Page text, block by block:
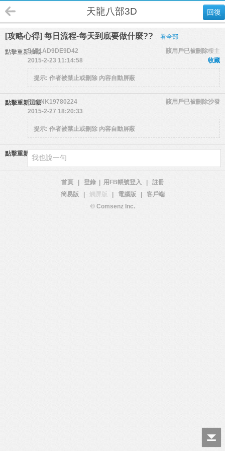
回復
天龍八部3D
[攻略心得] 每日流程-每天到底要做什麼?? 看全部
點擊重新加載 樓主
54E1AD9DE9D42
該用戶已被刪除
收藏
2015-2-23 11:14:58
提示: 作者被禁止或刪除 內容自動屏蔽
點擊重新加載 沙發
FRANK19780224
該用戶已被刪除
2015-2-27 18:20:33
提示: 作者被禁止或刪除 內容自動屏蔽
點擊重新加載
首頁 登錄 用FB帳號登入
註冊
簡易版
觸屏版 電腦版
客戶端
© Comsenz Inc.